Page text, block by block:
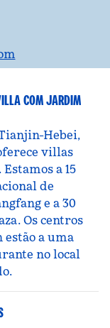
COM JARDIM
Hebei,
villas
a 15
de
e a 30
Os centros
a uma
no local